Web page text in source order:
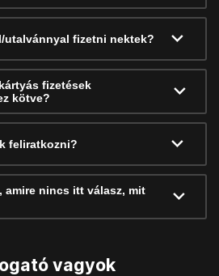
utalvánnyal fizetni nektek?
fizetések
kötve?
feliratkozni?
amire nincs itt válasz, mit
vagyok